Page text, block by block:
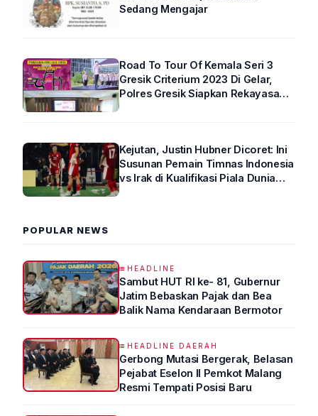
Sedang Mengajar
Road To Tour Of Kemala Seri 3
Gresik Criterium 2023 Di Gelar,
Polres Gresik Siapkan Rekayasa
Kejutan, Justin Hubner Dicoret: Ini
Susunan Pemain Timnas Indonesia
vs Irak di Kualifikasi Piala Dunia
POPULAR NEWS
HEADLINE
Sambut HUT RI ke- 81, Gubernur
Jatim Bebaskan Pajak dan Bea
Balik Nama Kendaraan Bermotor
HEADLINE DAERAH
Gerbong Mutasi Bergerak, Belasan
Pejabat Eselon II Pemkot Malang
Resmi Tempati Posisi Baru